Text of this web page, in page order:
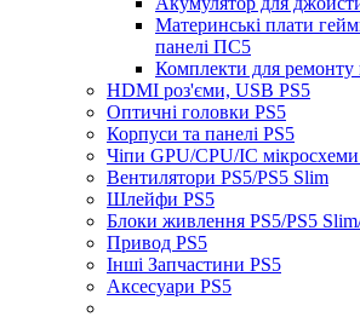
Материнські плати
панелі ПС5
Комплекти для ремонту
HDMI роз'єми, USB PS5
Оптичні головки PS5
Корпуси та панелі PS5
Чіпи GPU/CPU/IC
Вентилятори PS5/PS5 Slim
Шлейфи PS5
Блоки живлення PS5/PS5
Привод PS5
Інші Запчастини PS5
Аксесуари PS5